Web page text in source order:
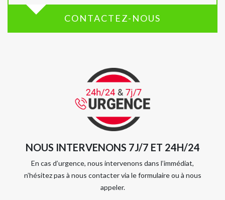
CONTACTEZ-NOUS
NOUS INTERVENONS 7J/7 ET 24H/24
En cas d’urgence, nous intervenons dans l’immédiat,
n’hésitez pas à nous contacter via le formulaire ou à nous
appeler.